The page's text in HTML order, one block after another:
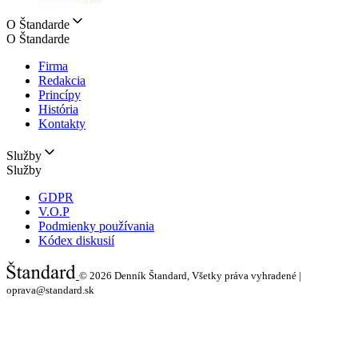
O Štandarde
O Štandarde
Firma
Redakcia
Princípy
História
Kontakty
Služby
Služby
GDPR
V.O.P
Podmienky používania
Kódex diskusií
© 2026 Denník Štandard, Všetky práva vyhradené |
oprava@standard.sk